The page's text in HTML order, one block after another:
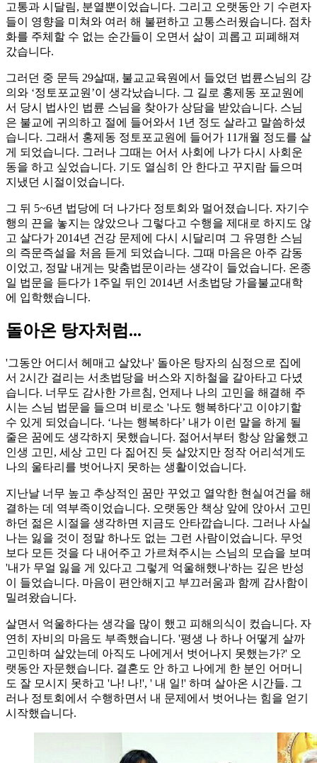
고통과 시달림, 분열뿐이었습니다. 그리고 오랫동안 기 수련자
들이 영향을 미쳐와 여러 해 불편하고 고통스러웠습니다. 점차
화를 주체할 수 없는 순간들이 오면서 삶이 괴롭고 피폐해져
갔습니다.
그러던 중 문득 29살때, 불교교육원에서 들었던 법륜스님의 강
의와 ‘정토포교원’이 생각났습니다. 그 길로 홍제동 포교원에
서 당시 법사인 법륜 스님을 찾아가 상담을 받았습니다. 스님
은 불교에 귀의하고 절에 들어와서 1년 정도 살라고 말씀하셨
습니다. 그래서 홍제동 정토포교원에 들어가 11개월 정도를 살
게 되었습니다. 그러나 그때는 어서 사회에 나가 다시 사회운
동을 하고 싶었습니다. 기도 열심히 안 한다고 꾸지람 들으며
지냈던 시절이었습니다.
그 뒤 5~6년 법당에 더 나가다 정토회와 멀어졌습니다. 자기수
행의 끈을 놓지는 않았으나 그렇다고 수행을 제대로 하지도 않
고 살다가 2014년 건강 문제에 다시 시달리며 그 유명한 스님
의 즉문즉설을 처음 듣게 되었습니다. 그때 마음은 아주 감동
이었고, 정말 내게는 맞춤법문이라는 생각이 들었습니다. 온종
일 법문을 듣다가 1주일 뒤인 2014년 서초법당 가을불교대학
에 입학했습니다.
돌아온 탕자처럼...
'그동안 어디서 헤매고 살았나' 돌아온 탕자의 심정으로 집에
서 2시간 걸리는 서초법당을 버스와 지하철을 갈아타고 다녔
습니다. 너무도 감사한 가르침, 언제나 나의 고민을 해결해 주
시는 스님 법문을 들으며 비로소 '나도 행복하다'고 이야기할
수 있게 되었습니다. ‘나는 행복하다’ 내가 이런 말을 하게 될
줄은 꿈에도 생각하지 못했습니다. 젊어서부터 항상 암울했고
인생 고민, 세상 고민 다 짊어진 듯 살았지만 정작 어리석게도
나의 울타리를 벗어나지 못하는 생활이었습니다.
지난날 너무 높고 추상적인 꿈만 꾸었고 열악한 현실여건을 해
결하는 데 역부족이었습니다. 오랫동안 책상 앞에 앉아서 고민
하던 젊은 시절을 생각하면 지금도 안타깝습니다. 그러나 사실
나는 잃을 것이 정말 하나도 없는 그런 사람이었습니다. 무엇
보다 모든 것을 다 내어주고 가르쳐주시는 스님의 모습을 보며
'내가 무얼 잃을 게 있다고 그렇게 억울해했나'하는 깊은 반성
이 들었습니다. 마음이 편안해지고 부끄러움과 함께 감사함이
밀려왔습니다.
살면서 억울하다는 생각을 많이 했고 피해의식이 컸습니다. 자
연히 자비의 마음도 부족했습니다. '평생 나 하나 어떻게 살까
고민하며 살았는데 아직도 나에게서 벗어나지 못했는가?' 오
랫동안 자문했습니다. 결혼도 안 하고 나에게 한 분인 어머니
도 잘 모시지 못하고 '나! 나!', ' 내 일!' 하며 살아온 시간들. 그
러나 정토회에서 수행하면서 내 문제에서 벗어나는 힘을 얻기
시작했습니다.